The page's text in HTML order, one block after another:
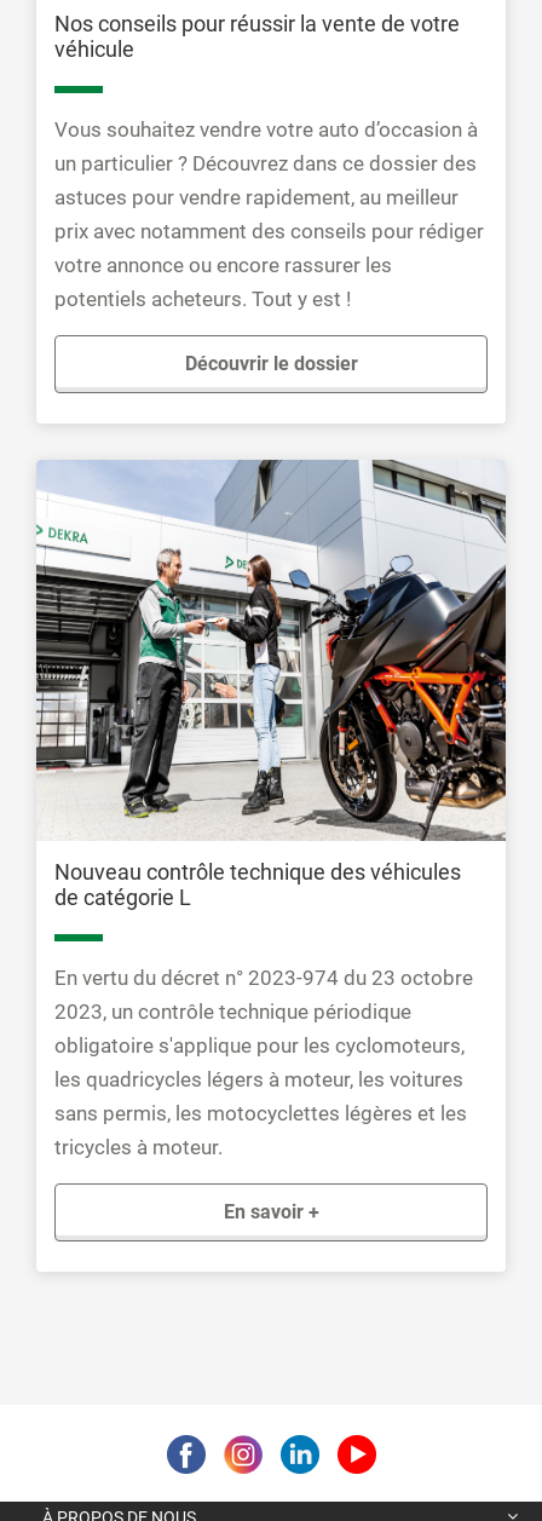
Nos conseils pour réussir la vente de votre
véhicule
Vous souhaitez vendre votre auto d’occasion à
un particulier ? Découvrez dans ce dossier des
astuces pour vendre rapidement, au meilleur
prix avec notamment des conseils pour rédiger
votre annonce ou encore rassurer les
potentiels acheteurs. Tout y est !
Découvrir le dossier
Nouveau contrôle technique des véhicules
de catégorie L
En vertu du décret n° 2023-974 du 23 octobre
2023, un contrôle technique périodique
obligatoire s'applique pour les cyclomoteurs,
les quadricycles légers à moteur, les voitures
sans permis, les motocyclettes légères et les
tricycles à moteur.
En savoir +